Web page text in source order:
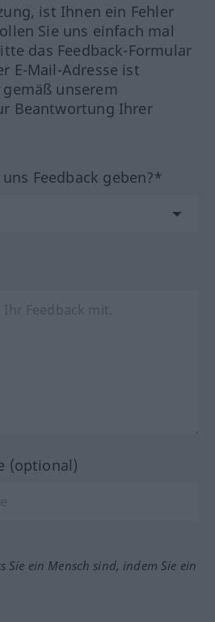
ist Ihnen ein Fehler
Sie uns einfach mal
das Feedback-Formular
E-Mail-Adresse ist
unserem
Beantwortung Ihrer
Feedback geben?*
(optional)
Sie ein Mensch sind, indem Sie ein